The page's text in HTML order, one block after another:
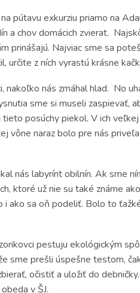
pútavu exkurziu priamo na
a chov domácich zvierat.
prinášajú. Najviac sme sa
určite z ních vyrastú krásne
nakoľko nás zmáhal hlad. No
sme si museli zaspievať,
tieto posúchy piekol. V ich
vône naraz bolo pre nás
nás labyrínt obilnín. Ak sme
ktoré už nie su také známe
i ako sa oň podeliť. Bolo to
pestuju ekológickým
sme prešli úspešne testom,
očistiť a uložiť do
v ŠJ.